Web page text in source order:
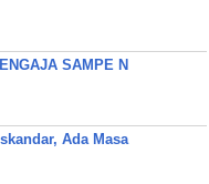
SAMPE N
Ada Masa